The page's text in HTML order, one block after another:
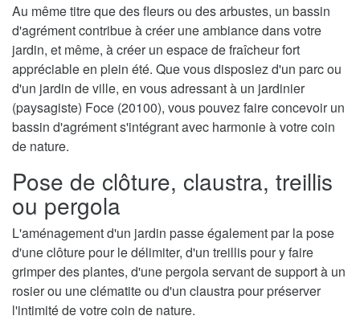
Au même titre que des fleurs ou des arbustes, un bassin
d'agrément contribue à créer une ambiance dans votre
jardin, et même, à créer un espace de fraîcheur fort
appréciable en plein été. Que vous disposiez d'un parc ou
d'un jardin de ville, en vous adressant à un jardinier
(paysagiste) Foce (20100), vous pouvez faire concevoir un
bassin d'agrément s'intégrant avec harmonie à votre coin
de nature.
Pose de clôture, claustra, treillis
ou pergola
L'aménagement d'un jardin passe également par la pose
d'une clôture pour le délimiter, d'un treillis pour y faire
grimper des plantes, d'une pergola servant de support à un
rosier ou une clématite ou d'un claustra pour préserver
l'intimité de votre coin de nature.